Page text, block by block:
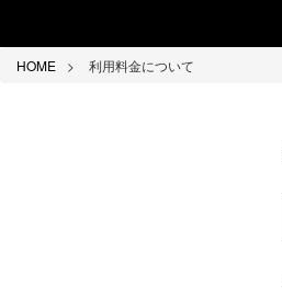
HOME 利用料金について